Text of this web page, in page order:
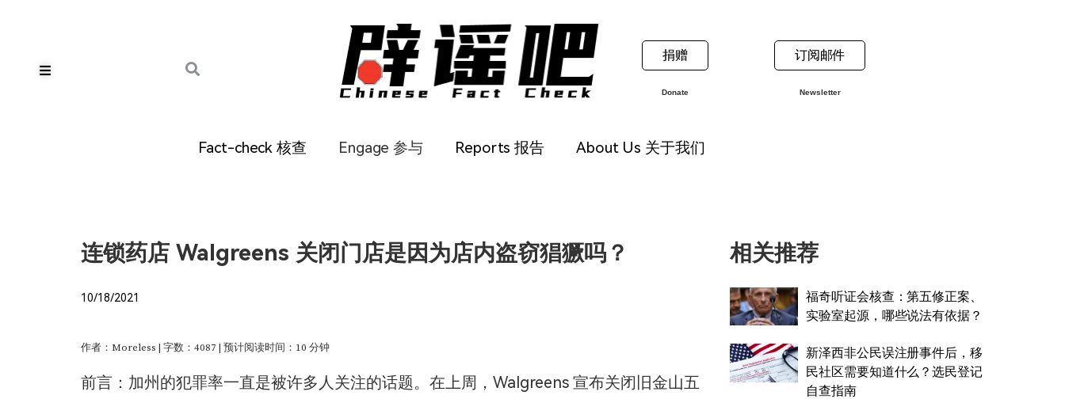
捐赠
Donate
订阅邮件
Newsletter
Fact-check 核查 Engage 参与 Reports 报告 About Us 关于我们
连锁药店 Walgreens 关闭门店是因为店内盗窃猖獗吗？
10/18/2021
作者：Moreless | 字数：4087 | 预计阅读时间：10 分钟
前言：加州的犯罪率一直是被许多人关注的话题。在上周，Walgreens 宣布关闭旧金山五
相关推荐
福奇听证会核查：第五修正案、
实验室起源，哪些说法有依据？
新泽西非公民误注册事件后，移
民社区需要知道什么？选民登记
自查指南